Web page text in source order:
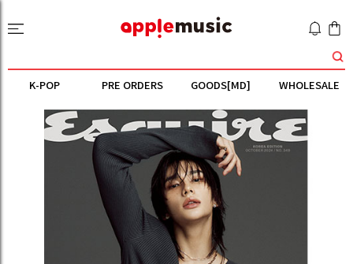
K-POP PRE ORDERS GOODS[MD] WHOLESALE